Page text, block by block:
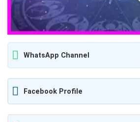
WhatsApp Channel
Facebook Profile